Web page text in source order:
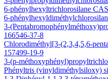
6-phénylhexyltrichlorosilane
6-
3-
166546-37-8
Chlorodiméthyl[3-(2,3,4,5,6-
157499-19-9
3-(p-
Phényltris (vinyldiméthylsiloxy)